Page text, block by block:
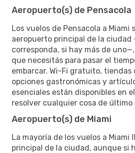
Aeropuerto(s) de Pensacola
Los vuelos de Pensacola a Miami
aeropuerto principal de la ciudad
corresponda, si hay más de
que necesitás para pasar el
embarcar. Wi-Fi gratuito,
opciones gastronómicas y
esenciales están disponibles en
resolver cualquier cosa de último
Aeropuerto(s) de Miami
La mayoría de los vuelos a Miami
principal de la ciudad, aunque si